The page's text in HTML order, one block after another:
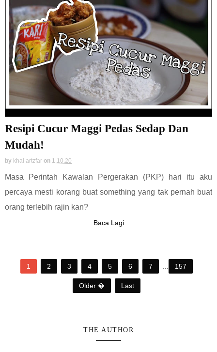
Resipi Cucur Maggi Pedas Sedap Dan
Mudah!
by khai artzfar on 1.10.20
Masa Perintah Kawalan Pergerakan (PKP) hari itu aku
percaya mesti korang buat something yang tak pernah buat
orang terlebih rajin kan?
Baca Lagi
1 2 3 4 5 6 7 157
Older � Last
THE AUTHOR